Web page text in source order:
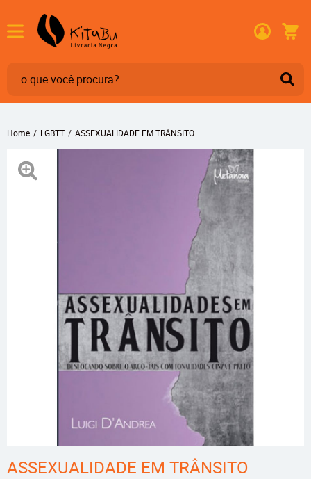
Home LGBTT ASSEXUALIDADE EM TRÂNSITO
ASSEXUALIDADE EM TRÂNSITO